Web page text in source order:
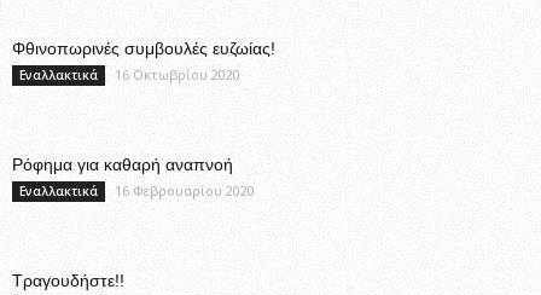
Φθινοπωρινές συμβουλές ευζωίας!
Εναλλακτικά 16 Οκτωβρίου 2020
Ρόφημα για καθαρή αναπνοή
Εναλλακτικά 16 Φεβρουαρίου 2020
Τραγουδήστε!!